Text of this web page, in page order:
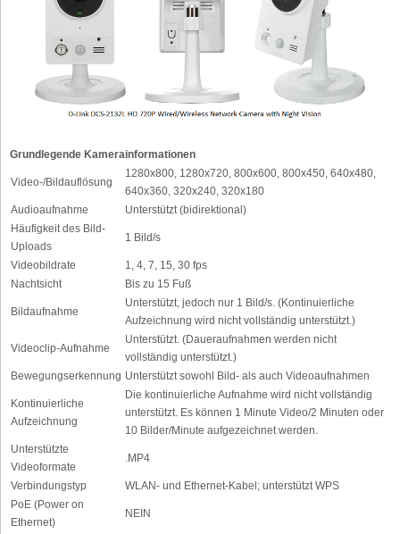
Grundlegende Kamerainformationen
Video-/Bildauflösung
1280x800, 1280x720, 800x600, 800x450, 640x480,
640x360, 320x240, 320x180
Audioaufnahme
Unterstützt (bidirektional)
Häufigkeit des Bild-
Uploads
1 Bild/s
Videobildrate
1, 4, 7, 15, 30 fps
Nachtsicht
Bis zu 15 Fuß
Bildaufnahme
Unterstützt, jedoch nur 1 Bild/s. (Kontinuierliche
Aufzeichnung wird nicht vollständig unterstützt.)
Videoclip-Aufnahme
Unterstützt. (Daueraufnahmen werden nicht
vollständig unterstützt.)
Bewegungserkennung Unterstützt sowohl Bild- als auch Videoaufnahmen
Kontinuierliche
Aufzeichnung
Die kontinuierliche Aufnahme wird nicht vollständig
unterstützt. Es können 1 Minute Video/2 Minuten oder
10 Bilder/Minute aufgezeichnet werden.
Unterstützte
Videoformate
.MP4
Verbindungstyp
WLAN- und Ethernet-Kabel; unterstützt WPS
PoE (Power on
Ethernet)
NEIN